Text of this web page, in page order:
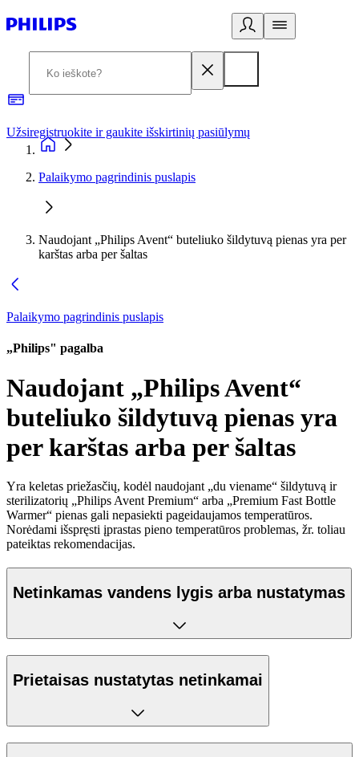
Užsiregistruokite ir gaukite išskirtinių pasiūlymų
Palaikymo pagrindinis puslapis
Naudojant „Philips Avent“ buteliuko šildytuvą pienas yra per
karštas arba per šaltas
Palaikymo pagrindinis puslapis
„Philips" pagalba
Naudojant „Philips Avent“
buteliuko šildytuvą pienas yra
per karštas arba per šaltas
Yra keletas priežasčių, kodėl naudojant „du viename“ šildytuvą ir
sterilizatorių „Philips Avent Premium“ arba „Premium Fast Bottle
Warmer“ pienas gali nepasiekti pageidaujamos temperatūros.
Norėdami išspręsti įprastas pieno temperatūros problemas, žr. toliau
pateiktas rekomendacijas.
Netinkamas vandens lygis arba nustatymas
Prietaisas nustatytas netinkamai